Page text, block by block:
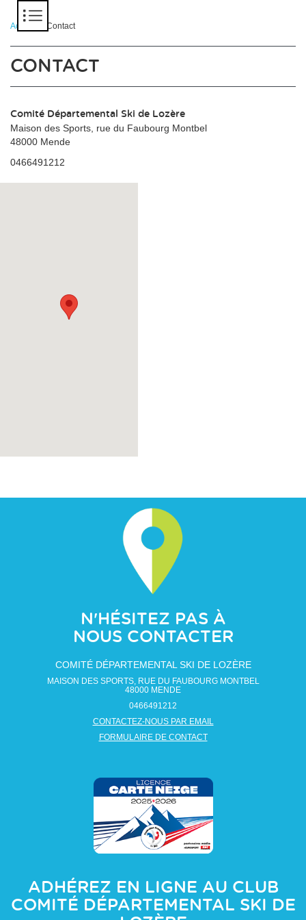
Accueil > Contact
CONTACT
Comité Départemental Ski de Lozère
Maison des Sports, rue du Faubourg Montbel
48000 Mende
0466491212
N'HÉSITEZ PAS À
NOUS CONTACTER
COMITÉ DÉPARTEMENTAL SKI DE LOZÈRE
MAISON DES SPORTS, RUE DU FAUBOURG MONTBEL
48000 MENDE
0466491212
CONTACTEZ-NOUS PAR EMAIL
FORMULAIRE DE CONTACT
ADHÉREZ EN LIGNE AU CLUB
COMITÉ DÉPARTEMENTAL SKI DE